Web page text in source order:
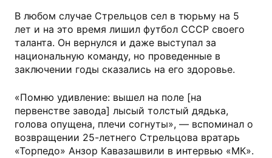
В любом случае Стрельцов сел в тюрьму на 5
лет и на это время лишил футбол СССР своего
таланта. Он вернулся и даже выступал за
национальную команду, но проведенные в
заключении годы сказались на его здоровье.
«Помню удивление: вышел на поле [на
первенстве завода] лысый толстый дядька,
голова опущена, плечи согнуты», — вспоминал о
возвращении 25-летнего Стрельцова вратарь
«Торпедо» Анзор Кавазашвили в интервью «МК».